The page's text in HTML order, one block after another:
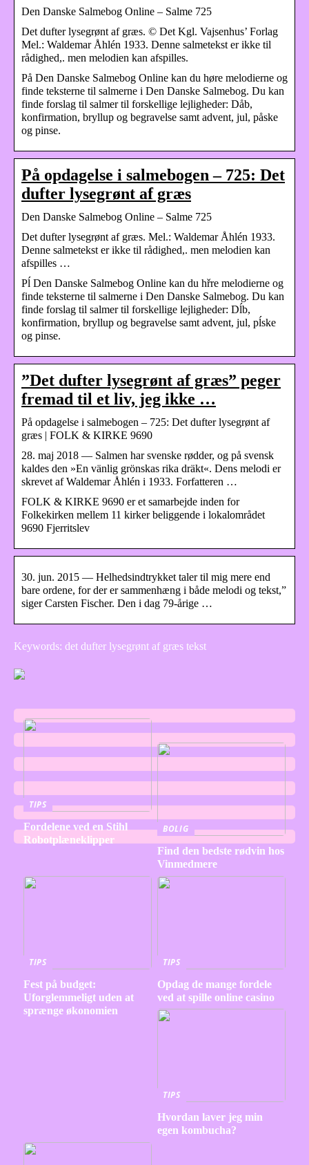
Den Danske Salmebog Online – Salme 725
Det dufter lysegrønt af græs. © Det Kgl. Vajsenhus’ Forlag
Mel.: Waldemar Åhlén 1933. Denne salmetekst er ikke til
rådighed,. men melodien kan afspilles.
På Den Danske Salmebog Online kan du høre melodierne og
finde teksterne til salmerne i Den Danske Salmebog. Du kan
finde forslag til salmer til forskellige lejligheder: Dåb,
konfirmation, bryllup og begravelse samt advent, jul, påske
og pinse.
På opdagelse i salmebogen – 725: Det
dufter lysegrønt af græs
Den Danske Salmebog Online – Salme 725
Det dufter lysegrønt af græs. Mel.: Waldemar Åhlén 1933.
Denne salmetekst er ikke til rådighed,. men melodien kan
afspilles …
Pĺ Den Danske Salmebog Online kan du hřre melodierne og
finde teksterne til salmerne i Den Danske Salmebog. Du kan
finde forslag til salmer til forskellige lejligheder: Dĺb,
konfirmation, bryllup og begravelse samt advent, jul, pĺske
og pinse.
”Det dufter lysegrønt af græs” peger
fremad til et liv, jeg ikke …
På opdagelse i salmebogen – 725: Det dufter lysegrønt af
græs | FOLK & KIRKE 9690
28. maj 2018 — Salmen har svenske rødder, og på svensk
kaldes den »En vänlig grönskas rika dräkt«. Dens melodi er
skrevet af Waldemar Åhlén i 1933. Forfatteren …
FOLK & KIRKE 9690 er et samarbejde inden for
Folkekirken mellem 11 kirker beliggende i lokalområdet
9690 Fjerritslev
30. jun. 2015 — Helhedsindtrykket taler til mig mere end
bare ordene, for der er sammenhæng i både melodi og tekst,”
siger Carsten Fischer. Den i dag 79-årige …
Keywords: det dufter lysegrønt af græs tekst
TIPS
Fordelene ved en Stihl
Robotplæneklipper
BOLIG
Find den bedste rødvin hos
Vinmedmere
TIPS
Fest på budget:
Uforglemmeligt uden at
sprænge økonomien
TIPS
Opdag de mange fordele
ved at spille online casino
TIPS
Hvordan laver jeg min
egen kombucha?